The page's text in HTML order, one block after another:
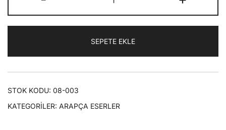
₺80,00.
₺56,00.
Pencere
(Ennavafiz)
adet
SEPETE EKLE
STOK KODU: 08-003
KATEGORILER: ARAPÇA ESERLER